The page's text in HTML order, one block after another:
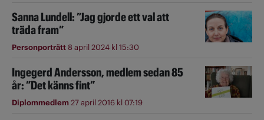
Sanna Lundell: ”Jag gjorde ett val att
träda fram”
Personporträtt8 april 2024 kl 15:30
Ingegerd Andersson, medlem sedan 85
år: ”Det känns fint”
Diplommedlem27 april 2016 kl 07:19